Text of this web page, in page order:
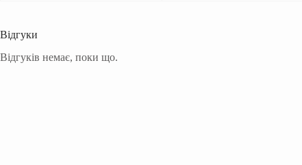
Відгуки
Відгуків немає, поки що.